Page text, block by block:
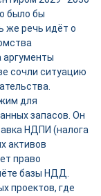
было бы
же речь идёт о
аргументы
сочли ситуацию
для
запасов. Он
НДПИ (налога
активов
право
базы НДД.
проектов, где